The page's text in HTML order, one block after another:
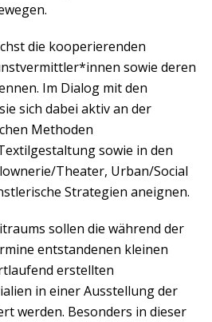
die kooperierenden
sowie deren
Im Dialog mit den
sich dabei aktiv an der
Methoden
sowie in den
Theater, Urban/Social
Strategien aneignen.
sollen die während der
entstandenen kleinen
erstellten
in einer Ausstellung der
werden. Besonders in dieser